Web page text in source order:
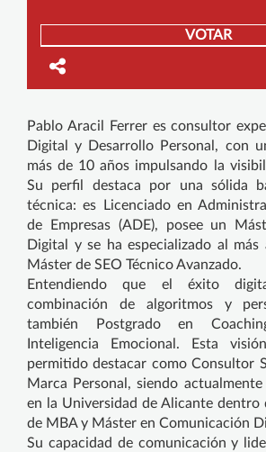
VOTAR
Pablo Aracil Ferrer es consultor
Digital y Desarrollo Personal, con
más de 10 años impulsando la
Su perfil destaca por una sólida
técnica: es Licenciado en
de Empresas (ADE), posee un
Digital y se ha especializado al
Máster de SEO Técnico Avanzado.
Entendiendo que el éxito
combinación de algoritmos y
también Postgrado en
Inteligencia Emocional. Esta
permitido destacar como Consultor
Marca Personal, siendo
en la Universidad de Alicante dentro
de MBA y Máster en Comunicación
Su capacidad de comunicación y